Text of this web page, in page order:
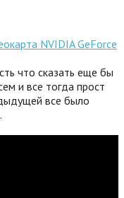
NVIDIA GeForce
что сказать еще бы
и все тогда прост
все было